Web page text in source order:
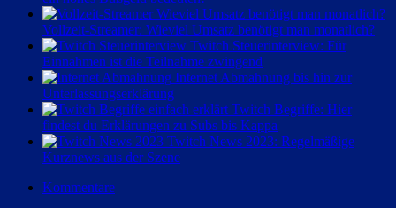
Vollzeit-Streamer: Wieviel Umsatz benötigt man monatlich?
Twitch Steuerinterview: Für
Einnahmen ist die Teilnahme zwingend
Internet Abmahnung bis hin zur
Unterlassungserklärung
Twitch Begriffe: Hier
findest du Erklärungen zu Subs bis Kappa
Twitch News 2023: Regelmäßige
Kurznews aus der Szene
Kommentare